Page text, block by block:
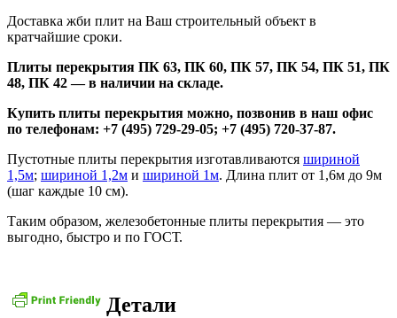
Доставка жби плит на Ваш строительный объект в
кратчайшие сроки.
Плиты перекрытия ПК 63, ПК 60, ПК 57, ПК 54, ПК 51, ПК
48, ПК 42 — в наличии на складе.
Купить плиты перекрытия можно, позвонив в наш офис
по телефонам: +7 (495) 729-29-05; +7 (495) 720-37-87.
Пустотные плиты перекрытия изготавливаются шириной
1,5м; шириной 1,2м и шириной 1м. Длина плит от 1,6м до 9м
(шаг каждые 10 см).
Таким образом, железобетонные плиты перекрытия — это
выгодно, быстро и по ГОСТ.
Детали